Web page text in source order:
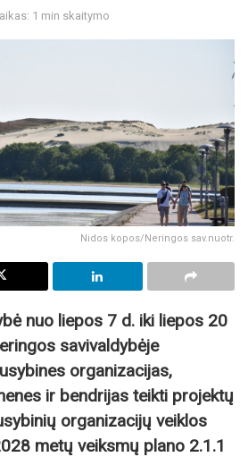
1 min skaitymo
Nidos kopos/Neringos sav.nuotr.
nuo liepos 7 d. iki liepos 20
savivaldybėje
organizacijas,
ir bendrijas teikti projektų
organizacijų veiklos
metų veiksmų plano 2.1.1